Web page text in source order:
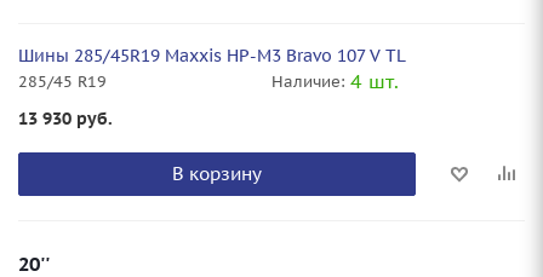
Шины 285/45R19 Maxxis HP-M3 Bravo 107 V TL
285/45 R19 Наличие: 4 шт.
13 930 руб.
В корзину
20''